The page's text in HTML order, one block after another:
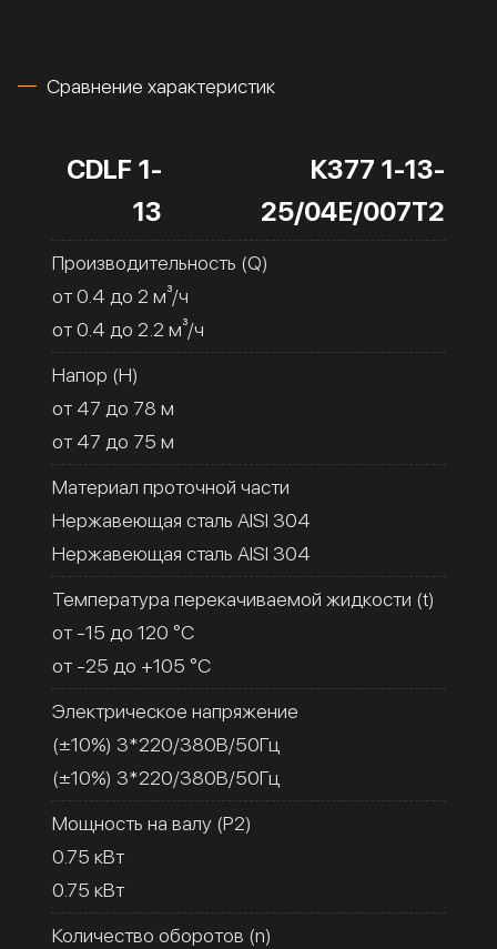
Сравнение характеристик
CDLF 1-
13
К377 1-13-
25/04Е/007Т2
Производительность (Q)
от 0.4 до 2 м³/ч
от 0.4 до 2.2 м³/ч
Напор (H)
от 47 до 78 м
от 47 до 75 м
Материал проточной части
Нержавеющая сталь AISI 304
Нержавеющая сталь AISI 304
Температура перекачиваемой жидкости (t)
от -15 до 120 °C
от -25 до +105 °C
Электрическое напряжение
(±10%) 3*220/380В/50Гц
(±10%) 3*220/380В/50Гц
Мощность на валу (Р2)
0.75 кВт
0.75 кВт
Количество оборотов (n)